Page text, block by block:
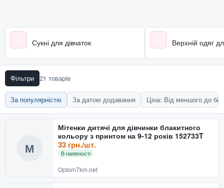
Сукні для дівчаток Верхній одяг
Фільтри 21 товарів
За популярністю За датою додавання Ціна: Від меншого до
М
Мітенки дитячі для дівчинки блакитного
кольору з принтом на 9-12 років 152733T
33 грн./шт.
В наявності
Optom7km.net